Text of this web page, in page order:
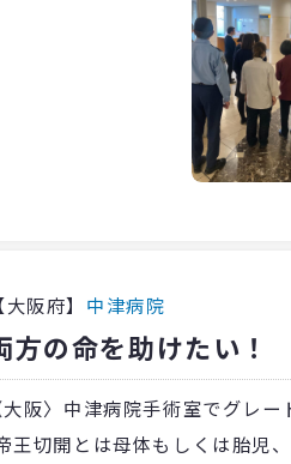
【大阪府】 中津病院
方の命を助けたい！
阪〉中津病院手術室でグレー
王切開とは母体もしくは胎児